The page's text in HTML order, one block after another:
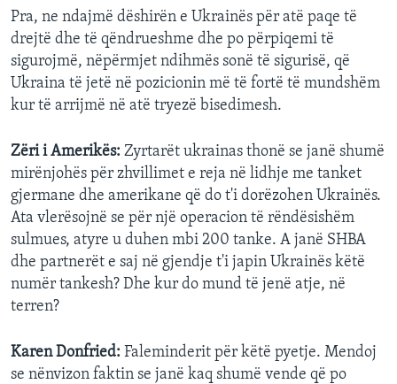
Pra, ne ndajmë dëshirën e Ukrainës për atë paqe të
drejtë dhe të qëndrueshme dhe po përpiqemi të
sigurojmë, nëpërmjet ndihmës sonë të sigurisë, që
Ukraina të jetë në pozicionin më të fortë të mundshëm
kur të arrijmë në atë tryezë bisedimesh.
Zëri i Amerikës: Zyrtarët ukrainas thonë se janë shumë
mirënjohës për zhvillimet e reja në lidhje me tanket
gjermane dhe amerikane që do t'i dorëzohen Ukrainës.
Ata vlerësojnë se për një operacion të rëndësishëm
sulmues, atyre u duhen mbi 200 tanke. A janë SHBA
dhe partnerët e saj në gjendje t'i japin Ukrainës këtë
numër tankesh? Dhe kur do mund të jenë atje, në
terren?
Karen Donfried: Faleminderit për këtë pyetje. Mendoj
se nënvizon faktin se janë kaq shumë vende që po